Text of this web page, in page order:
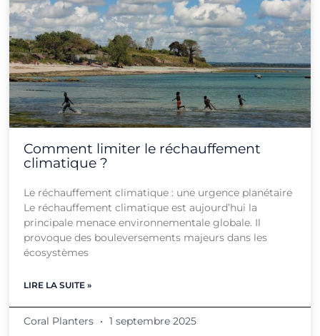
Comment limiter le réchauffement
climatique ?
Le réchauffement climatique : une urgence planétaire
Le réchauffement climatique est aujourd’hui la
principale menace environnementale globale. Il
provoque des bouleversements majeurs dans les
écosystèmes
LIRE LA SUITE »
Coral Planters 1 septembre 2025